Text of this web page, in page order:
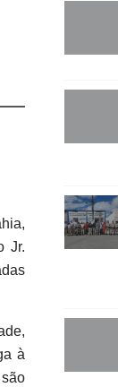
Jr.
à